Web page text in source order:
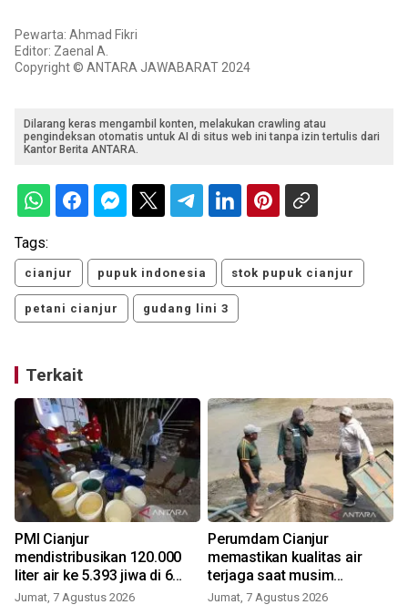
Pewarta: Ahmad Fikri
Editor: Zaenal A.
Copyright © ANTARA JAWABARAT 2024
Dilarang keras mengambil konten, melakukan crawling atau
pengindeksan otomatis untuk AI di situs web ini tanpa izin tertulis dari
Kantor Berita ANTARA.
Tags:
cianjur pupuk indonesia stok pupuk cianjur
petani cianjur gudang lini 3
Terkait
PMI Cianjur
mendistribusikan 120.000
liter air ke 5.393 jiwa di 6
kecamatan
Jumat, 7 Agustus 2026
Perumdam Cianjur
memastikan kualitas air
terjaga saat musim
kemarau
Jumat, 7 Agustus 2026